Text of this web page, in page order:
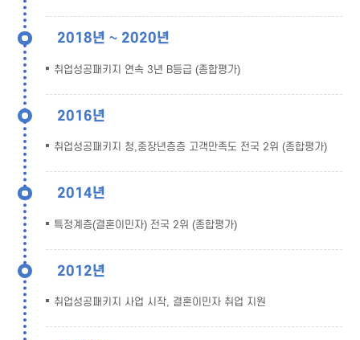
2018년 ~ 2020년
취업성공패키지 연속 3년 B등급 (종합평가)
2016년
취업성공패키지 청,중장년층층 고객만족도 전국 2위 (종합평가)
2014년
특정계층(결혼이민자) 전국 2위 (종합평가)
2012년
취업성공패키지 사업 시작, 결혼이민자 취업 지원